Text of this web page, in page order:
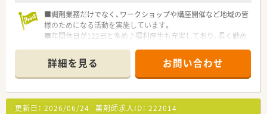
法律では3歳までですが、同社では小学校就学時までの期間利用
可能♪
〇転居を伴う異動のある採用枠もありますが(転居を伴わない採
用も可)
帰省旅費（年2回5万円まで）と帰省休暇（連続4日間）を受けられ
ます。
■調剤業務だけでなく、ワークショップや講座開催など地域の皆
様のためになる活動を実施しています。
■年間休日が122日と多め♪福利厚生も充実しており、長く勤め
■駅近で電車通勤も可能
詳細を見る お問い合わせ
更新日： 2026/06/24 薬剤師求人ID： 222014